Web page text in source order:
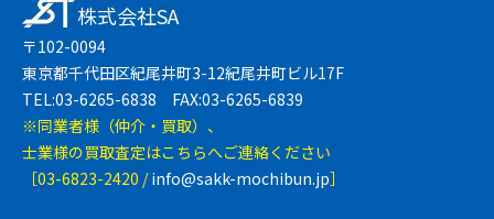
株式会社SA
〒102-0094
東京都千代田区紀尾井町3-12紀尾井町ビル17F
TEL:03-6265-6838 FAX:03-6265-6839
※同業者様（仲介・買取）、
士業様の買取査定はこちらへご連絡ください
［03-6823-2420 /info@sakk-mochibun.jp］